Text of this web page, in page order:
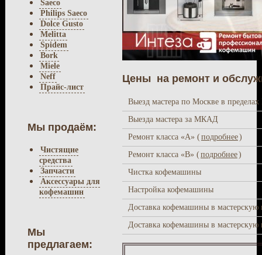
Saeco
Philips Saeco
Dolce Gusto
Melitta
Spidem
Bork
Miele
Neff
Прайс-лист
Мы продаём:
Чистящие
средства
Запчасти
Аксессуары для
кофемашин
Мы
предлагаем:
Цены на ремонт и
Выезд мастера по Москве в
Выезда мастера за МКАД
Ремонт класса «A» ( подробнее)
Ремонт класса «В» ( подробнее)
Чистка кофемашины
Настройка кофемашины
Доставка кофемашины в
Доставка кофемашины в